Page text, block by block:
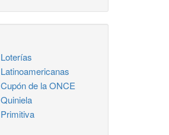
Loterías
Latinoamericanas
Cupón de la ONCE
Quiniela
Primitiva